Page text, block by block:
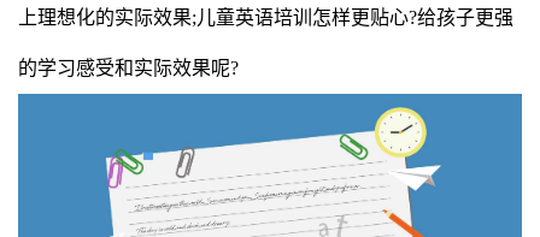
上理想化的实际效果;儿童英语培训怎样更贴心?给孩子更强
的学习感受和实际效果呢?